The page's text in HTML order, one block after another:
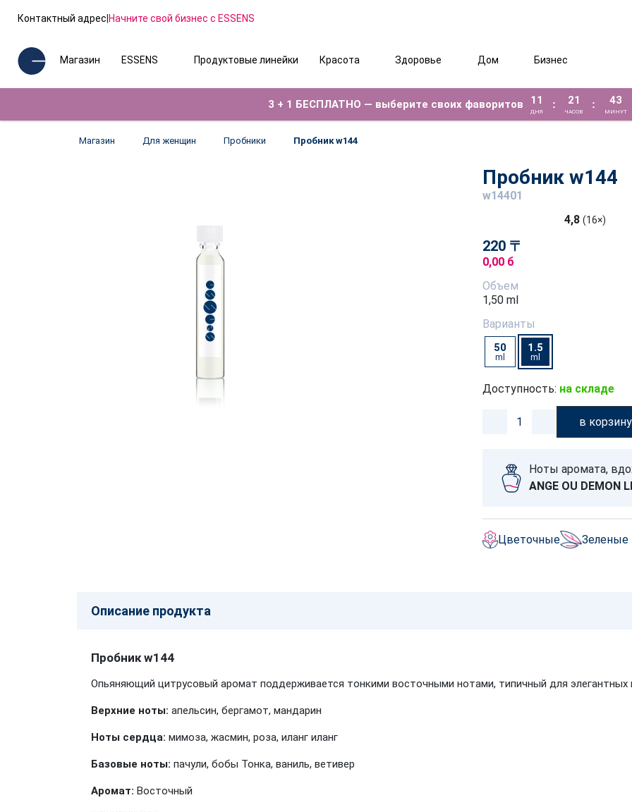
Контактный адрес|Начните свой бизнес с ESSENS
Магазин ESSENS Продуктовые линейки Красота Здоровье Дом Бизнес
3 + 1 БЕСПЛАТНО — выберите своих фаворитов 11
ДНЯ
: 21
ЧАСОВ
: 43
МИНУТ
Магазин Для женщин Пробники Пробник w144
Пробник w144
w14401
4,8 (16×)
220 〒
0,00 б
Объем
1,50 ml
Варианты
50
ml
1.5
ml
Доступность: на складе
в корзину
Ноты аромата,
ANGE OU DEMON
Цветочные Зеленые
Описание продукта
Пробник w144
Опьяняющий цитрусовый аромат поддерживается тонкими восточными нотами, типичный для элегантных
Верхние ноты: апельсин, бергамот, мандарин
Ноты сердца: мимоза, жасмин, роза, иланг иланг
Базовые ноты: пачули, бобы Тонка, ваниль, ветивер
Аромат: Восточный